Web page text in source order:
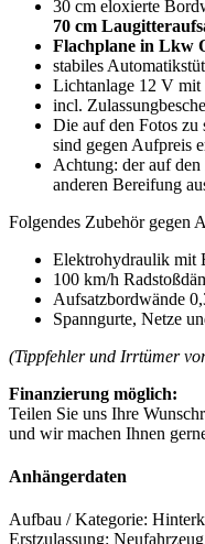
30 cm eloxierte
70 cm
Flachplane in Lkw
stabiles
Lichtanlage 12 V mit
incl.
Die auf den Fotos zu
sind gegen Aufpreis
Achtung: der auf den
anderen Bereifung
Folgendes Zubehör gegen
Elektrohydraulik mit
100 km/h
Aufsatzbordwände
Spanngurte, Netze
(Tippfehler und Irrtümer
Finanzierung möglich:
Teilen Sie uns Ihre
und wir machen Ihnen
Anhängerdaten
Aufbau / Kategorie:
Erstzulassung: Neufahrzeug